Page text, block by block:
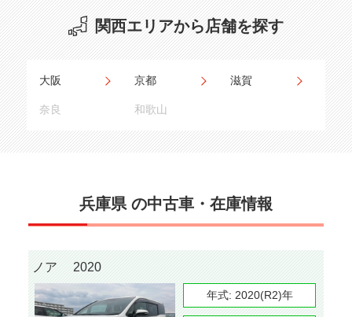
関西エリアから店舗を探す
大阪 京都 滋賀
奈良 和歌山
兵庫県 の中古車・在庫情報
ノア 2020
年式: 2020(R2)年